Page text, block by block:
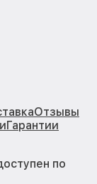
Отзывы
Гарантии
по